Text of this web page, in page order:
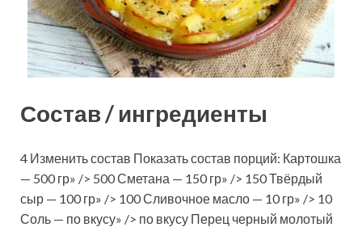
Состав / ингредиенты
4 Изменить состав Показать состав порций: Картошка
— 500 гр» /> 500 Сметана — 150 гр» /> 150 Твёрдый
сыр — 100 гр» /> 100 Сливочное масло — 10 гр» /> 10
Соль — по вкусу» /> по вкусу Перец черный молотый